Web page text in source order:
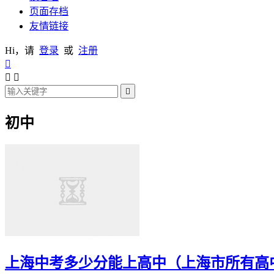
页面存档
友情链接
Hi，请 登录 或 注册

 

初中
上海中考多少分能上高中（上海市所有高